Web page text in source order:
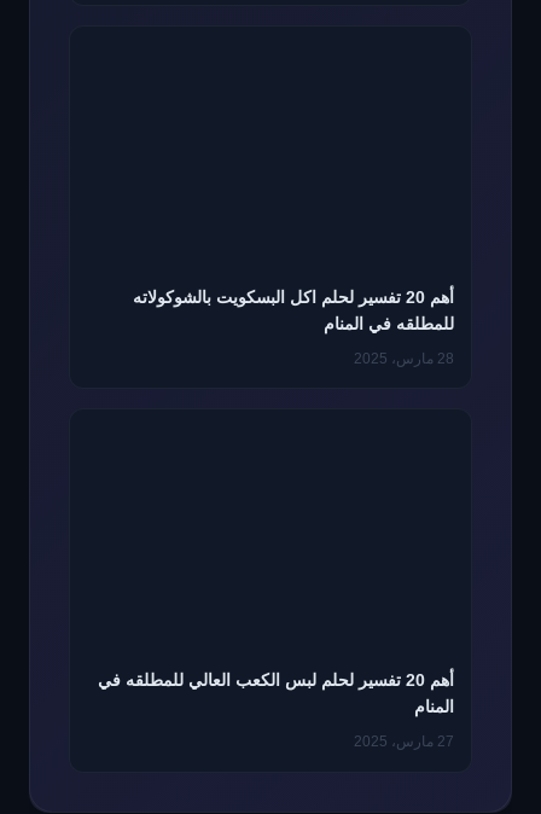
أهم 20 تفسير لحلم اكل البسكويت بالشوكولاته
للمطلقه في المنام
28 مارس، 2025
أهم 20 تفسير لحلم لبس الكعب العالي للمطلقه في
المنام
27 مارس، 2025